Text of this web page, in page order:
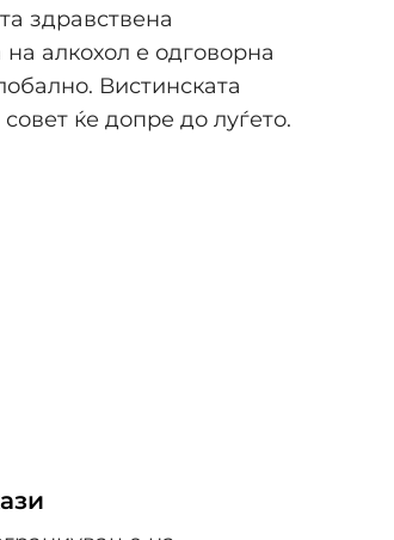
здравствена
алкохол е одговорна
Вистинската
ќе допре до луѓето.